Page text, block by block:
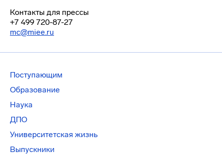
Контакты для прессы
+7 499 720-87-27
mc@miee.ru
Поступающим
Образование
Наука
ДПО
Университетская жизнь
Выпускники